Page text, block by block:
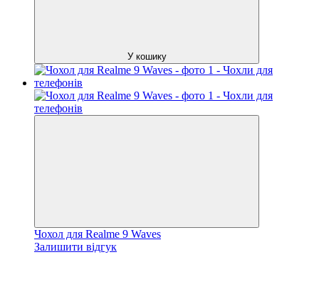
У кошику
Чохол для Realme 9 Waves
Залишити відгук